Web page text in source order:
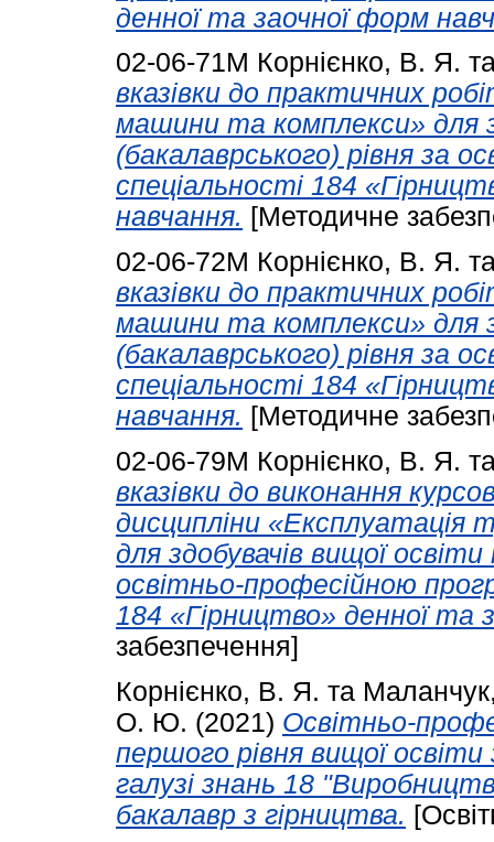
денної та заочної форм
02-06-71М Корнієнко, В. Я.
вказівки до практичних
машини та комплекси» для
(бакалаврського) рівня за
спеціальності 184
навчання. [Методичне
02-06-72М Корнієнко, В. Я.
вказівки до практичних
машини та комплекси» для
(бакалаврського) рівня за
спеціальності 184
навчання. [Методичне
02-06-79М Корнієнко, В. Я.
вказівки до виконання
дисципліни «Експлуатація
для здобувачів вищої
освітньо-професійною
184 «Гірництво» денної та
забезпечення]
Корнієнко, В. Я. та
О. Ю. (2021) Освітньо-
першого рівня вищої
галузі знань 18
бакалавр з гірництва.